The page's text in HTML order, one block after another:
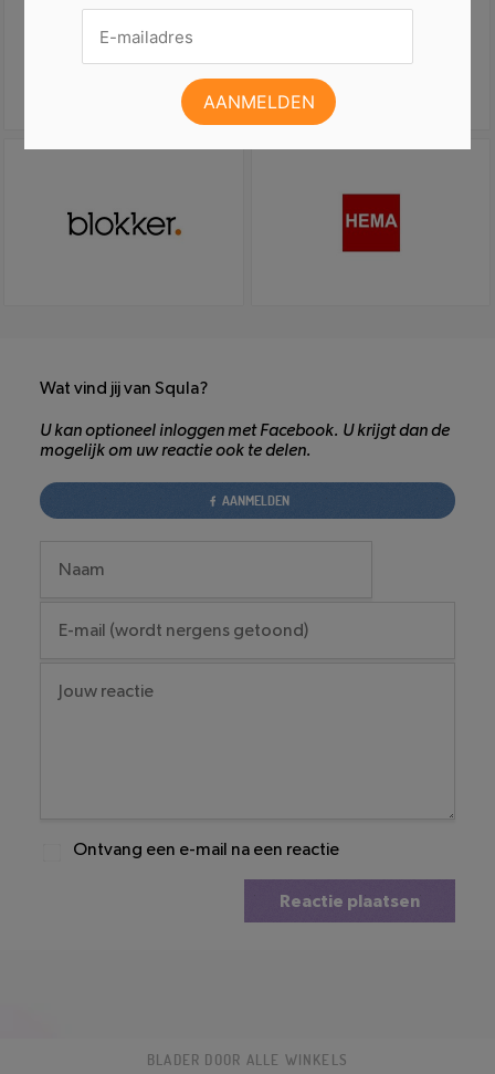
Wat vind jij van Squla?
U kan optioneel inloggen met Facebook. U krijgt dan de
mogelijk om uw reactie ook te delen.
AANMELDEN
Ontvang een e-mail na een reactie
Reactie plaatsen
BLADER DOOR ALLE WINKELS